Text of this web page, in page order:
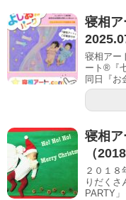
寝相
寝相アー
ート®︎『
同日『お
寝相ア
（
２０１
りだくさ
PARTY